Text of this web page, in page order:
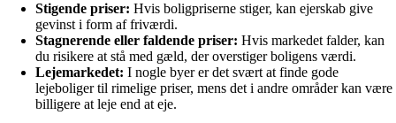
Stigende priser: Hvis boligpriserne stiger, kan ejerskab give
gevinst i form af friværdi.
Stagnerende eller faldende priser: Hvis markedet falder, kan
du risikere at stå med gæld, der overstiger boligens værdi.
Lejemarkedet: I nogle byer er det svært at finde gode
lejeboliger til rimelige priser, mens det i andre områder kan være
billigere at leje end at eje.